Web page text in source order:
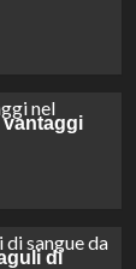
vantaggi
di